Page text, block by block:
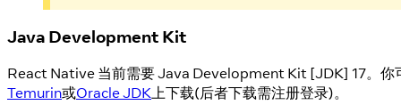
Java Development Kit
React Native 当前需要 Java Development Kit [JDK] 17。你
Temurin或Oracle JDK上下载(后者下载需注册登录)。